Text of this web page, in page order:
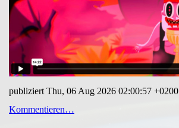
publiziert Thu, 06 Aug 2026 02:00:57 +0200
Kommentieren…